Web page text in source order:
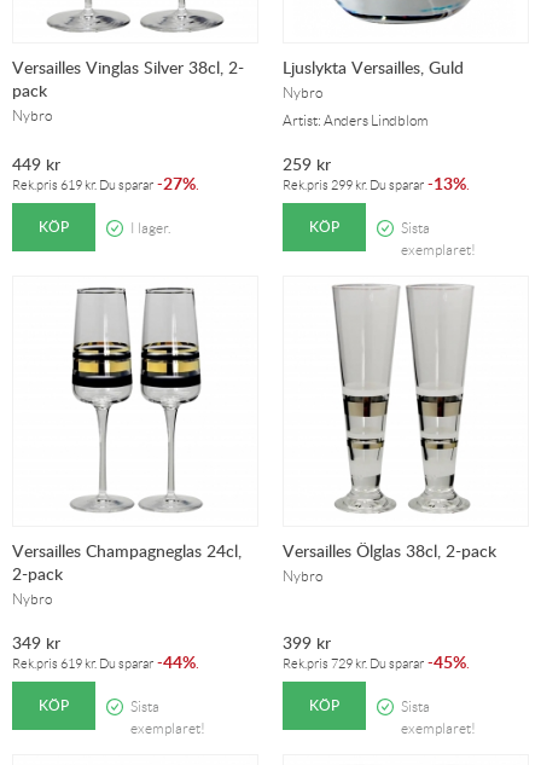
Versailles Vinglas Silver 38cl, 2-
pack
Nybro
449 kr
Rek.pris 619 kr. Du sparar -27%
KÖP I lager.
Ljuslykta Versailles, Guld
Nybro
Artist: Anders Lindblom
259 kr
Rek.pris 299 kr. Du sparar -13%
KÖP
Sista
exemplaret!
Versailles Champagneglas 24cl,
2-pack
Nybro
349 kr
Rek.pris 619 kr. Du sparar -44%
KÖP
Sista
exemplaret!
Versailles Ölglas 38cl, 2-pack
Nybro
399 kr
Rek.pris 729 kr. Du sparar -45%
KÖP
Sista
exemplaret!